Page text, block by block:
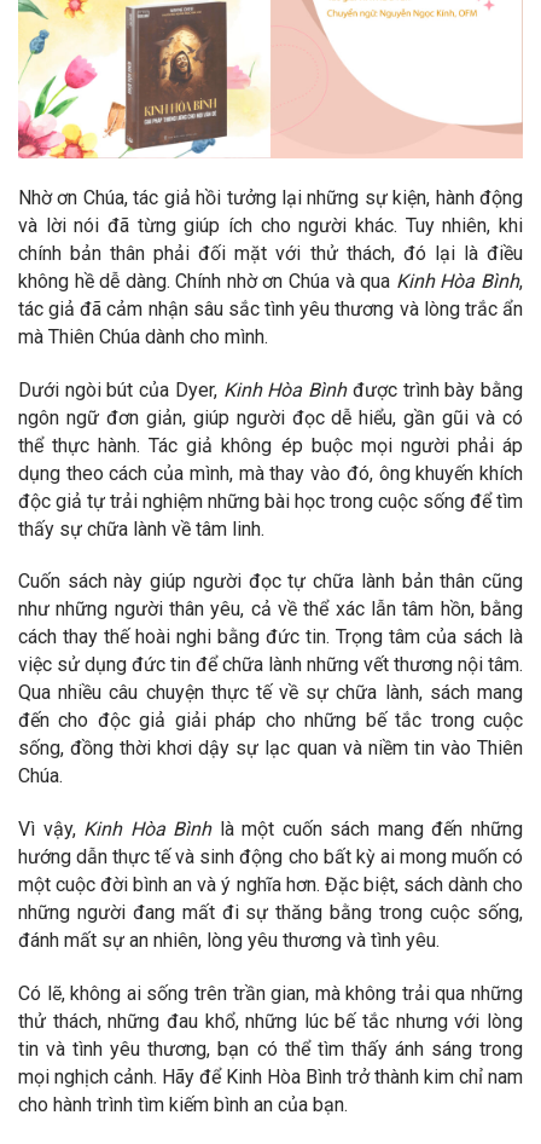
Nhờ ơn Chúa, tác giả hồi tưởng lại những sự kiện, hành động
và lời nói đã từng giúp ích cho người khác. Tuy nhiên, khi
chính bản thân phải đối mặt với thử thách, đó lại là điều
không hề dễ dàng. Chính nhờ ơn Chúa và qua Kinh Hòa Bình,
tác giả đã cảm nhận sâu sắc tình yêu thương và lòng trắc ẩn
mà Thiên Chúa dành cho mình.
Dưới ngòi bút của Dyer, Kinh Hòa Bìnhđược trình bày bằng
ngôn ngữ đơn giản, giúp người đọc dễ hiểu, gần gũi và có
thể thực hành. Tác giả không ép buộc mọi người phải áp
dụng theo cách của mình, mà thay vào đó, ông khuyến khích
độc giả tự trải nghiệm những bài học trong cuộc sống để tìm
thấy sự chữa lành về tâm linh.
Cuốn sách này giúp người đọc tự chữa lành bản thân cũng
như những người thân yêu, cả về thể xác lẫn tâm hồn, bằng
cách thay thế hoài nghi bằng đức tin. Trọng tâm của sách là
việc sử dụng đức tin để chữa lành những vết thương nội tâm.
Qua nhiều câu chuyện thực tế về sự chữa lành, sách mang
đến cho độc giả giải pháp cho những bế tắc trong cuộc
sống, đồng thời khơi dậy sự lạc quan và niềm tin vào Thiên
Chúa.
Vì vậy, Kinh Hòa Bìnhlà một cuốn sách mang đến những
hướng dẫn thực tế và sinh động cho bất kỳ ai mong muốn có
một cuộc đời bình an và ý nghĩa hơn. Đặc biệt, sách dành cho
những người đang mất đi sự thăng bằng trong cuộc sống,
đánh mất sự an nhiên, lòng yêu thương và tình yêu.
Có lẽ, không ai sống trên trần gian, mà không trải qua những
thử thách, những đau khổ, những lúc bế tắc nhưng với lòng
tin và tình yêu thương, bạn có thể tìm thấy ánh sáng trong
mọi nghịch cảnh. Hãy để Kinh Hòa Bình trở thành kim chỉ nam
cho hành trình tìm kiếm bình an của bạn.